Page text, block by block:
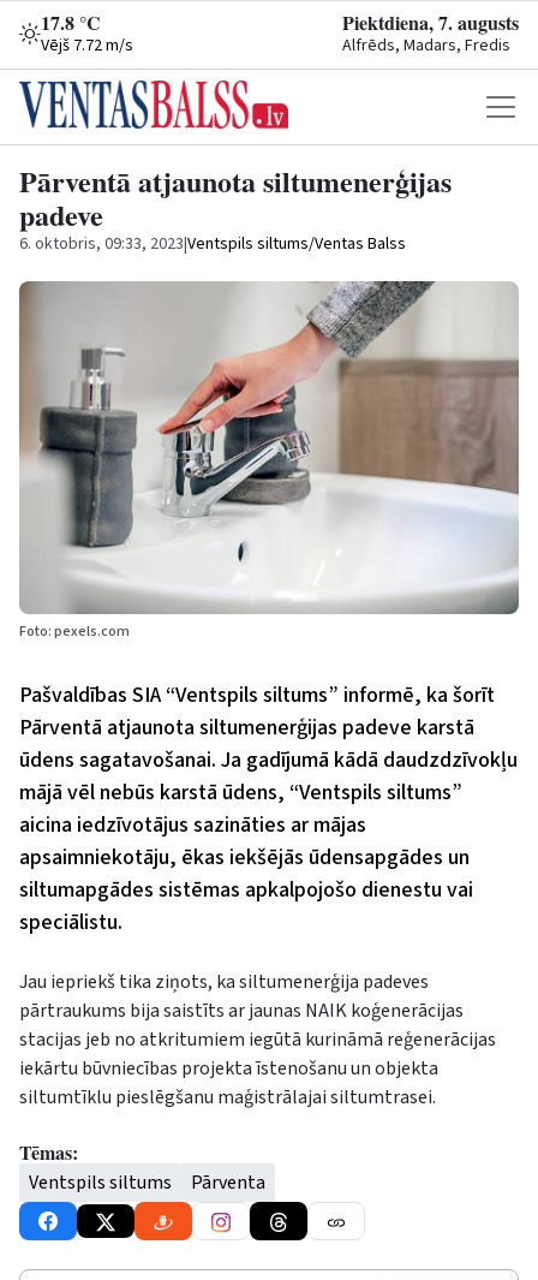
17.8 °C
Vējš 7.72 m/s
Piektdiena, 7. augusts
Alfrēds, Madars, Fredis
Pārventā atjaunota siltumenerģijas
padeve
6. oktobris, 09:33, 2023|Ventspils siltums/Ventas Balss
Foto: pexels.com
Pašvaldības SIA “Ventspils siltums” informē, ka šorīt
Pārventā atjaunota siltumenerģijas padeve karstā
ūdens sagatavošanai. Ja gadījumā kādā daudzdzīvokļu
mājā vēl nebūs karstā ūdens, “Ventspils siltums”
aicina iedzīvotājus sazināties ar mājas
apsaimniekotāju, ēkas iekšējās ūdensapgādes un
siltumapgādes sistēmas apkalpojošo dienestu vai
speciālistu.
Jau iepriekš tika ziņots, ka siltumenerģija padeves
pārtraukums bija saistīts ar jaunas NAIK koģenerācijas
stacijas jeb no atkritumiem iegūtā kurināmā reģenerācijas
iekārtu būvniecības projekta īstenošanu un objekta
siltumtīklu pieslēgšanu maģistrālajai siltumtrasei.
Tēmas:
Ventspils siltums Pārventa